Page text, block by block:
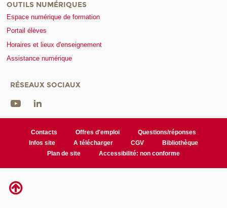
OUTILS NUMÉRIQUES
Espace numérique de formation
Portail élèves
Horaires et lieux d'enseignement
Assistance numérique
RÉSEAUX SOCIAUX
Contacts Offres d'emploi
Questions/réponses
Infos site
A télécharger CGV
Bibliothèque
Plan de site
Accessibilité: non conforme